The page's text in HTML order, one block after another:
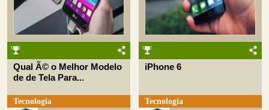
Qual Ã© o Melhor Modelo
de de Tela Para...
Tecnologia
iPhone 6
Tecnologia